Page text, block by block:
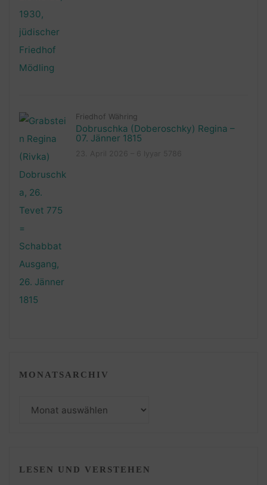
Friedhof Währing
Dobruschka (Doberoschky) Regina –
07. Jänner 1815
MONATSARCHIV
LESEN UND VERSTEHEN